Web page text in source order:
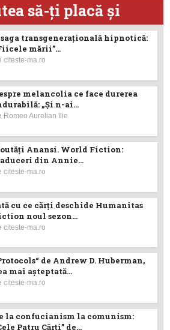
să-ţi placă şi
saga transgenerațională hipnotică:
mării”...
citeste-ma.ro
melancolia ce face durerea
„Și n-ai...
Romeo Aurelian Ilie
Anansi. World Fiction:
din Annie...
citeste-ma.ro
cu ce cărţi deschide Humanitas
noul sezon...
citeste-ma.ro
de Andrew D. Huberman,
mai așteptată...
citeste-ma.ro
la confucianism la comunism:
Patru Cărți” de...